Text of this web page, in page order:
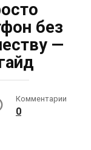
без
—
Комментарии
0